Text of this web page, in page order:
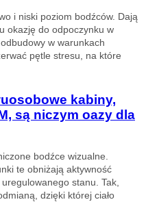
i niski poziom bodźców. Dają
okazję do odpoczynku w
w warunkach
pętle stresu, na które
kabiny,
są niczym oazy dla
bodźce wizualne.
te obniżają aktywność
stanu. Tak,
dzięki której ciało